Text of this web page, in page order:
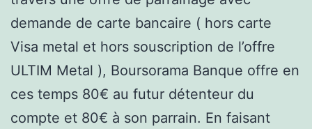
demande de carte bancaire ( hors carte
Visa metal et hors souscription de l’offre
ULTIM Metal ), Boursorama Banque offre en
ces temps 80€ au futur détenteur du
compte et 80€ à son parrain. En faisant